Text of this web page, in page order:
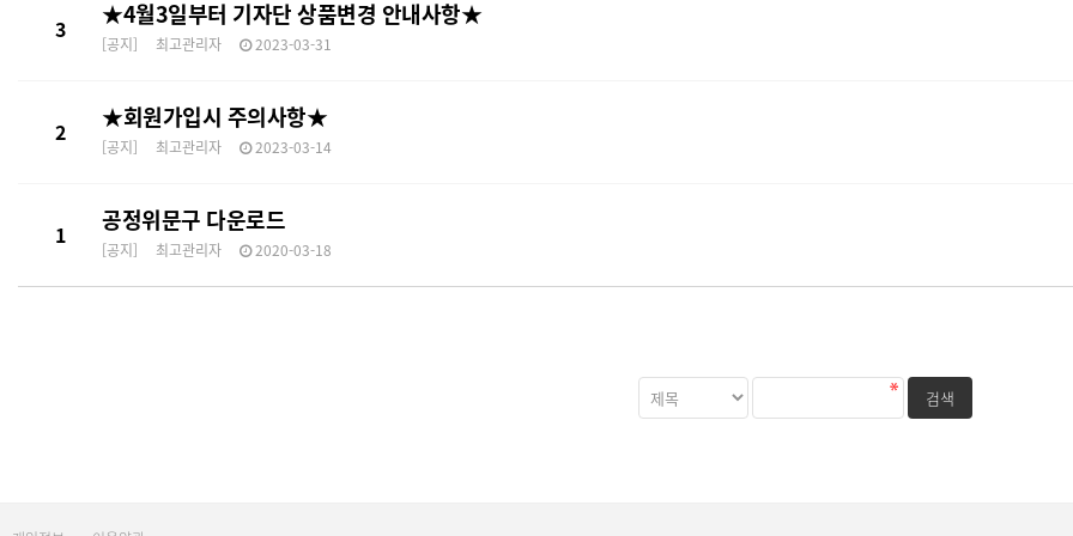
3 ★4월3일부터 기자단 상품변경 안내사항★
[공지] 최고관리자 2023-03-31
2 ★회원가입시 주의사항★
[공지] 최고관리자 2023-03-14
1 공정위문구 다운로드
[공지] 최고관리자 2020-03-18